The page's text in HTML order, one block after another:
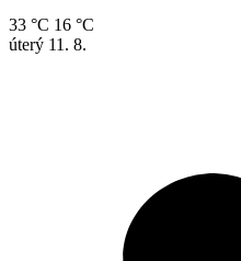
33 °C 16 °C
úterý 11. 8.